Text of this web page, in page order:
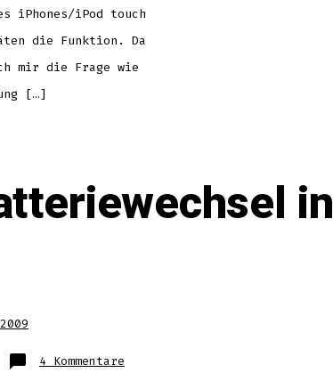
iPhones/iPod touch
die Funktion. Da
mir die Frage wie
[…]
in
4 Kommentare
Operation